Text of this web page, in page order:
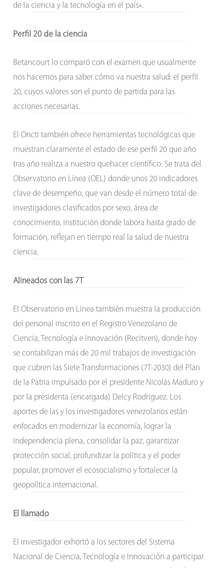
de la ciencia y la tecnología en el país».
Perfil 20 de la ciencia
Betancourt lo comparó con el examen que usualmente
nos hacemos para saber cómo va nuestra salud: el perfil
20, cuyos valores son el punto de partida para las
acciones necesarias.
El Oncti también ofrece herramientas tecnológicas que
muestran claramente el estado de ese perfil 20 que año
tras año realiza a nuestro quehacer científico. Se trata del
Observatorio en Línea (OEL) donde unos 20 indicadores
clave de desempeño, que van desde el número total de
investigadores clasificados por sexo, área de
conocimiento, institución donde labora hasta grado de
formación, reflejan en tiempo real la salud de nuestra
ciencia.
Alineados con las 7T
El Observatorio en Línea también muestra la producción
del personal inscrito en el Registro Venezolano de
Ciencia, Tecnología e Innovación (Recitven), donde hoy
se contabilizan más de 20 mil trabajos de investigación
que cubren las Siete Transformaciones (7T-2030) del Plan
de la Patria impulsado por el presidente Nicolás Maduro y
por la presidenta (encargada) Delcy Rodríguez. Los
aportes de las y los investigadores venezolanos están
enfocados en modernizar la economía, lograr la
independencia plena, consolidar la paz, garantizar
protección social, profundizar la política y el poder
popular, promover el ecosocialismo y fortalecer la
geopolítica internacional.
El llamado
El investigador exhortó a los sectores del Sistema
Nacional de Ciencia, Tecnología e Innovación a participar